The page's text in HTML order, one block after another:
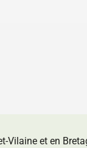
Vilaine et en